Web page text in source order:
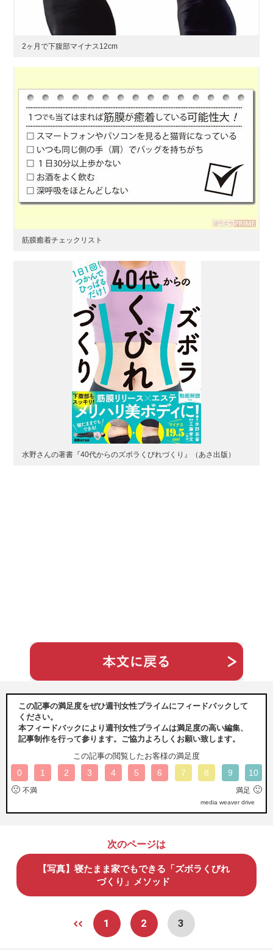
2ヶ月で下腹部マイナス12cm
筋膜癒着チェックリスト
水野さんの著書『40代からのズボラくびれづくり』（あさ出版）
この記事の満足度をぜひ週刊女性プライムにフィードバックして
ください。
本フィードバックにより週刊女性プライムは満足度の高い編集、
記事制作を行って参ります。ご協力よろしくお願い致します。
この記事の閲覧したお客様の満足度
0 1 2 3 4 5 6 7 8 9 10
🙁 不満 満足 🙂
media weaver drive
次のページは
【写真】寝たまま家でもできる「ズボラくびれ
づくり」メソッド
1 2 3